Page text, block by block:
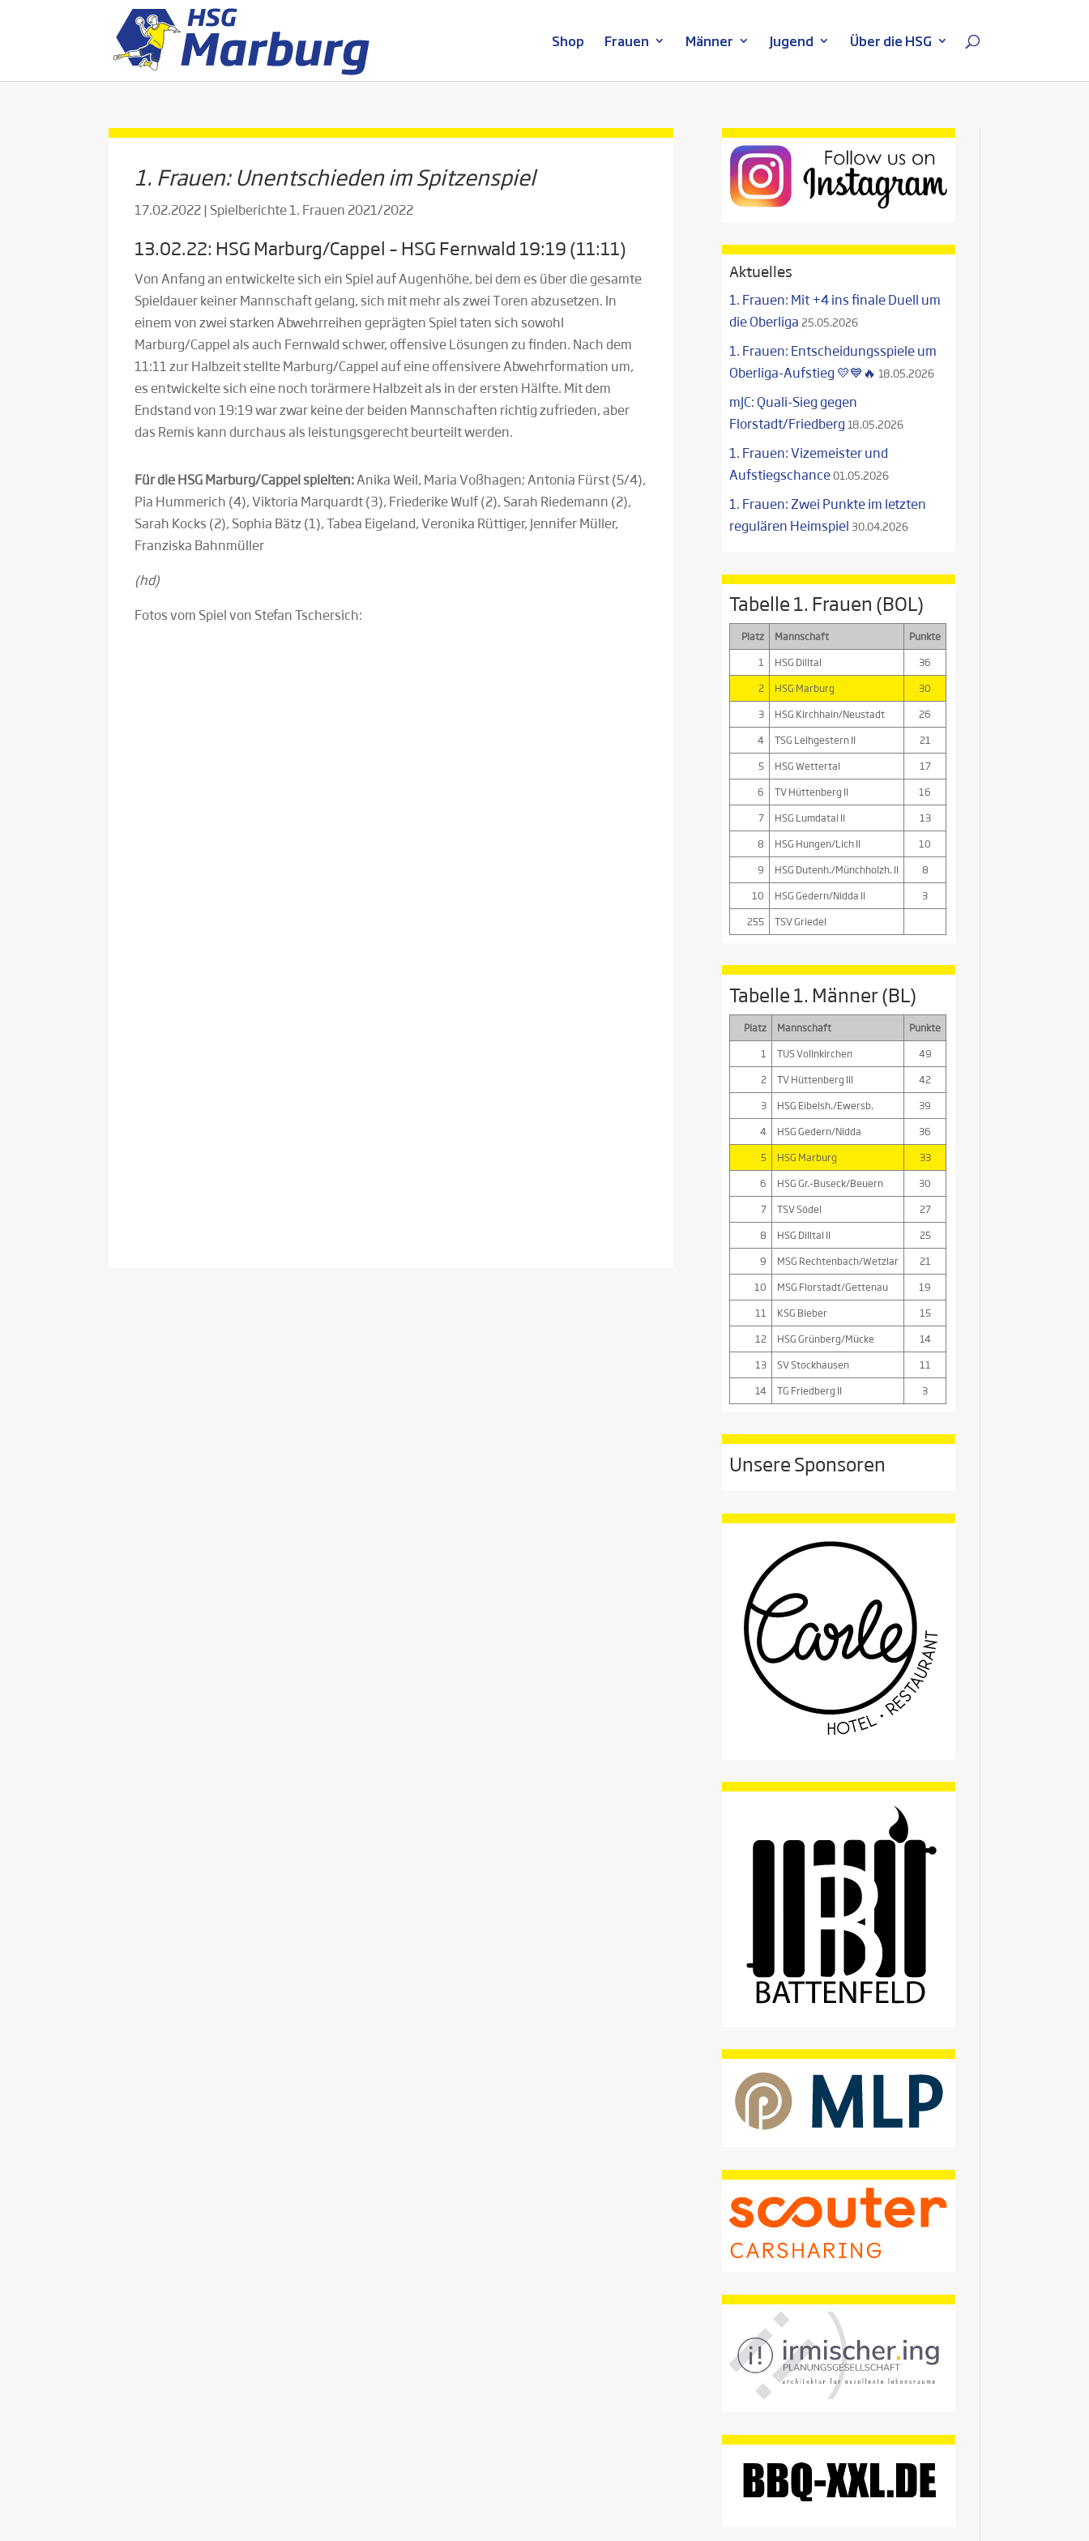
Shop Frauen Männer Jugend Über die HSG
1. Frauen: Unentschieden im Spitzenspiel
17.02.2022| Spielberichte 1. Frauen 2021/2022
13.02.22: HSG Marburg/Cappel – HSG Fernwald 19:19 (11:11)
Von Anfang an entwickelte sich ein Spiel auf Augenhöhe, bei dem es über die gesamte
Spieldauer keiner Mannschaft gelang, sich mit mehr als zwei Toren abzusetzen. In
einem von zwei starken Abwehrreihen geprägten Spiel taten sich sowohl
Marburg/Cappel als auch Fernwald schwer, offensive Lösungen zu finden. Nach dem
11:11 zur Halbzeit stellte Marburg/Cappel auf eine offensivere Abwehrformation um,
es entwickelte sich eine noch torärmere Halbzeit als in der ersten Hälfte. Mit dem
Endstand von 19:19 war zwar keine der beiden Mannschaften richtig zufrieden, aber
das Remis kann durchaus als leistungsgerecht beurteilt werden.
Für die HSG Marburg/Cappel spielten:Anika Weil, Maria Voßhagen; Antonia Fürst (5/4),
Pia Hummerich (4), Viktoria Marquardt (3), Friederike Wulf (2), Sarah Riedemann (2),
Sarah Kocks (2), Sophia Bätz (1), Tabea Eigeland, Veronika Rüttiger, Jennifer Müller,
Franziska Bahnmüller
(hd)
Fotos vom Spiel von Stefan Tschersich:
Aktuelles
1. Frauen: Mit +4 ins finale Duell um
die Oberliga 25.05.2026
1. Frauen: Entscheidungsspiele um
Oberliga-Aufstieg 💛💙🔥 18.05.2026
mJC: Quali-Sieg gegen
Florstadt/Friedberg 18.05.2026
1. Frauen: Vizemeister und
Aufstiegschance01.05.2026
1. Frauen: Zwei Punkte im letzten
regulären Heimspiel 30.04.2026
Tabelle 1. Frauen (BOL)
Platz Mannschaft
Punkte
1
HSG Dilltal
36
2
HSG Marburg
30
3
HSG Kirchhain/Neustadt
26
4
TSG Leihgestern II
21
5
HSG Wettertal
17
6
TV Hüttenberg II
16
7
HSG Lumdatal II
13
8
HSG Hungen/Lich II
10
9
HSG Dutenh./Münchholzh. II
8
10
HSG Gedern/Nidda II
3
255
TSV Griedel
Tabelle 1. Männer (BL)
Platz Mannschaft
Punkte
1
TUS Vollnkirchen
49
2
TV Hüttenberg III
42
3
HSG Eibelsh./Ewersb.
39
4
HSG Gedern/Nidda
36
5
HSG Marburg
33
6
HSG Gr.-Buseck/Beuern
30
7
TSV Södel
27
8
HSG Dilltal II
25
9
MSG Rechtenbach/Wetzlar
21
10
MSG Florstadt/Gettenau
19
11
KSG Bieber
15
12
HSG Grünberg/Mücke
14
13
SV Stockhausen
11
14
TG Friedberg II 3
Unsere Sponsoren